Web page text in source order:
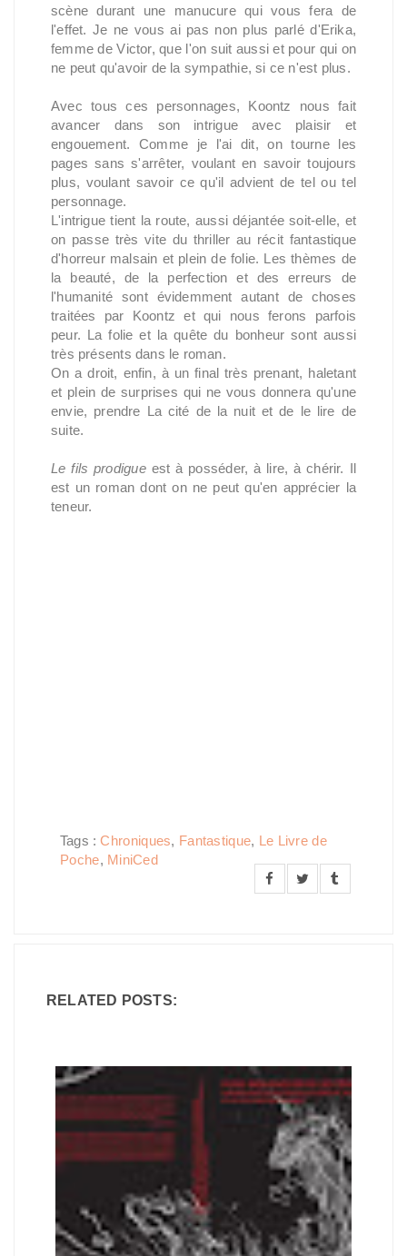
scène durant une manucure qui vous fera de
l'effet. Je ne vous ai pas non plus parlé d'Erika,
femme de Victor, que l'on suit aussi et pour qui on
ne peut qu'avoir de la sympathie, si ce n'est plus.
Avec tous ces personnages, Koontz nous fait
avancer dans son intrigue avec plaisir et
engouement. Comme je l'ai dit, on tourne les
pages sans s'arrêter, voulant en savoir toujours
plus, voulant savoir ce qu'il advient de tel ou tel
personnage.
L'intrigue tient la route, aussi déjantée soit-elle, et
on passe très vite du thriller au récit fantastique
d'horreur malsain et plein de folie. Les thèmes de
la beauté, de la perfection et des erreurs de
l'humanité sont évidemment autant de choses
traitées par Koontz et qui nous ferons parfois
peur. La folie et la quête du bonheur sont aussi
très présents dans le roman.
On a droit, enfin, à un final très prenant, haletant
et plein de surprises qui ne vous donnera qu'une
envie, prendre La cité de la nuit et de le lire de
suite.
Le fils prodigueest à posséder, à lire, à chérir. Il
est un roman dont on ne peut qu'en apprécier la
teneur.
Tags :Chroniques, Fantastique, Le Livre de
Poche, MiniCed
RELATED POSTS: